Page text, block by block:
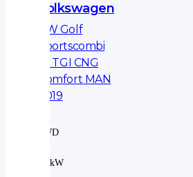
Volkswagen
VW Golf
Sportscombi
1.5 TGI CNG
Comfort MAN
2019
2WD
96 kW